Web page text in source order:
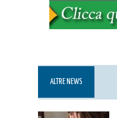
ALTRE NEWS